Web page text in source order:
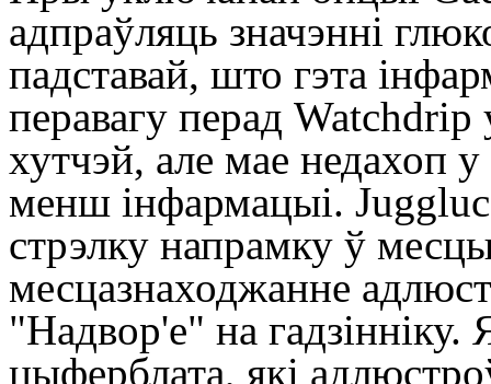
адпраўляць значэнні
падставай, што гэта
перавагу перад
хутчэй, але мае недахоп
менш інфармацыі.
стрэлку напрамку ў
месцазнаходжанне
"Надвор'е" на гадзінніку.
цыферблата, які